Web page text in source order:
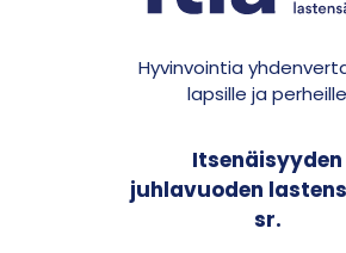
Hyvinvointia
lapsille ja perheille
Itsenäisyyden
juhlavuoden
sr.